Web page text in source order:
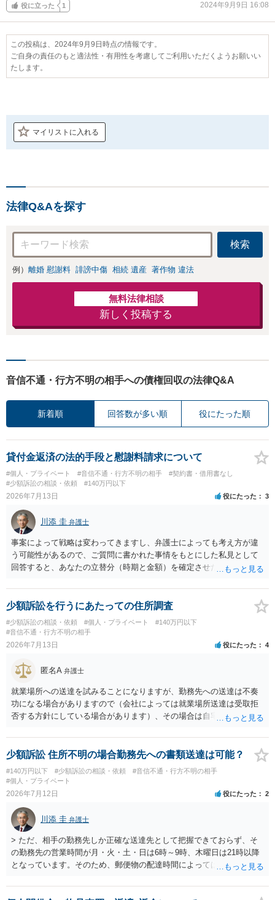
役に立った 1 2024年9月9日 16:08
この投稿は、2024年9月9日時点の情報です。
ご自身の責任のもと適法性・有用性を考慮してご利用いただくようお願いい
たします。
マイリストに入れる
法律Q&Aを探す
検索
例） 離婚 慰謝料 誹謗中傷 相続 遺産 著作物 違法
無料法律相談
新しく投稿する
音信不通・行方不明の相手への債権回収の法律Q&A
新着順 回答数が多い順 役にたった順
貸付金返済の法的手段と慰謝料請求について
#個人・プライベート #音信不通・行方不明の相手
#契約書・借用書なし
#少額訴訟の相談・依頼
#140万円以下
2026年7月13日 役にたった 3
川添 圭 弁護士
事案によって戦略は変わってきますし、弁護士によっても考え方が違
う可能性があるので、ご質問に書かれた事情をもとにした私見として
回答すると、あなたの立替分（時期と金額）を確定させた上で、淡々
と、もし異議申立てがなされる可能性が高そうであれば時間の浪費
（通常訴訟へ移行する日数分空転する）になりますし、支払督促及び
その異議後の通常訴訟は相手方の住所地が管轄裁判所になるため（特
に相手方が遠方である場合は）対応が面倒な場合があるからです。相
手方の主張については、和解で減額を考慮すればよいと思います。 な
ダメージが大きく」という理由では、慰謝料請求は通常は認められま
せん。
少額訴訟を行うにあたっての住所調査
#少額訴訟の相談・依頼 #個人・プライベート
#140万円以下
#音信不通・行方不明の相手
2026年7月13日 役にたった 4
匿名A 弁護士
就業場所への送達を試みることになりますが、勤務先への送達は不奏
功になる場合がありますので（会社によっては就業場所送達は受取拒
否する方針にしている場合があります）、その場合は自宅の住所調査
少額訴訟 住所不明の場合勤務先への書類送達は可能？
#140万円以下 #少額訴訟の相談・依頼
#音信不通・行方不明の相手
#個人・プライベート
2026年7月12日 役にたった 2
川添 圭 弁護士
> ただ、相手の勤務先しか正確な送達先として把握できておらず、そ
の勤務先の営業時間が月・火・土・日は6時～9時、木曜日は21時以降
となっています。そのため、郵便物の配達時間によっては受け取りが
夜間の送達を上申するのが基本になりますが、感覚的には郵便局を動